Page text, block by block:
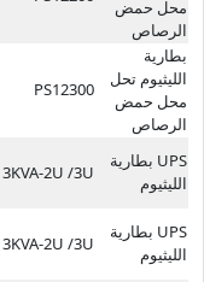
محل حمض
الرصاص
بطارية
الليثيوم تحل
محل حمض
الرصاص
PS12300
UPS بطارية
الليثيوم
3KVA-2U /3U
UPS بطارية
الليثيوم
3KVA-2U /3U